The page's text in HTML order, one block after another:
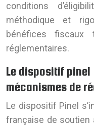
conditions
méthodique et
bénéfices
réglementaires.
Le dispositif
mécanismes de
Le dispositif Pinel
française de soutien